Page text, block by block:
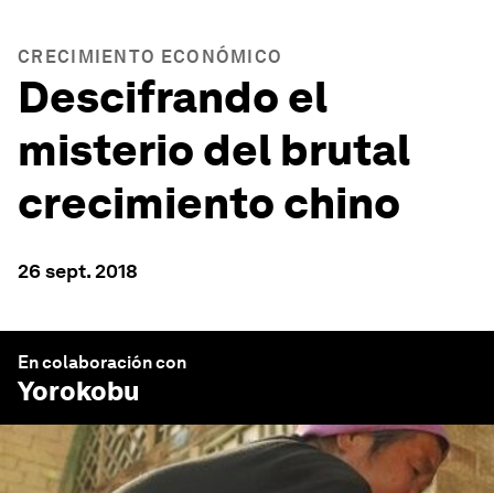
CRECIMIENTO ECONÓMICO
Descifrando el
misterio del brutal
crecimiento chino
26 sept. 2018
En colaboración con
Yorokobu